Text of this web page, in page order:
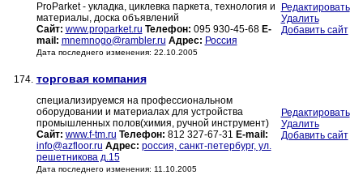
ProParket - укладка, циклевка паркета, технология и
материалы, доска объявлений
Сайт: www.proparket.ru Телефон: 095 930-45-68 E-
mail: mnemnogo@rambler.ru Адрес: Россия
Дата последнего изменения: 22.10.2005
Редактировать
Удалить
Добавить сайт
174. торговая компания
специализируемся на профессиональном
оборудовании и материалах для устройства
промышленных полов(химия, ручной инструмент)
Сайт: www.f-tm.ru Телефон: 812 327-67-31 E-mail:
info@azfloor.ru Адрес: россия, санкт-петербург, ул.
решетникова д.15
Дата последнего изменения: 11.10.2005
Редактировать
Удалить
Добавить сайт